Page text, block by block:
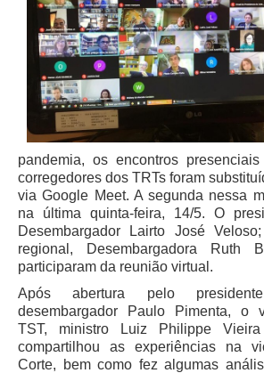
Juízes Substitutos
Diretores
Comitês
Comitê Gestor Regional do PJe
Comitê Gestor Regional do e-Gestão
Processuais Unificadas
Comitê do Datajud
Comissão Regional de Pesquisa
Dados
Comissão de Ética
Comissão de Uniformização de
Comitê de Gestão de Pessoas
Comissão de Vitaliciamento
pandemia, os encontros
corregedores dos TRTs foram
via Google Meet. A segunda nessa
na última quinta-feira, 14/5. O
Desembargador Lairto José
regional, Desembargadora Ruth
participaram da reunião virtual.
Após abertura pelo
desembargador Paulo Pimenta, o
TST, ministro Luiz Philippe
compartilhou as experiências na
Corte, bem como fez algumas